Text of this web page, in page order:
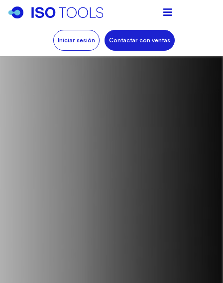
Iniciar sesión Contactar con ventas